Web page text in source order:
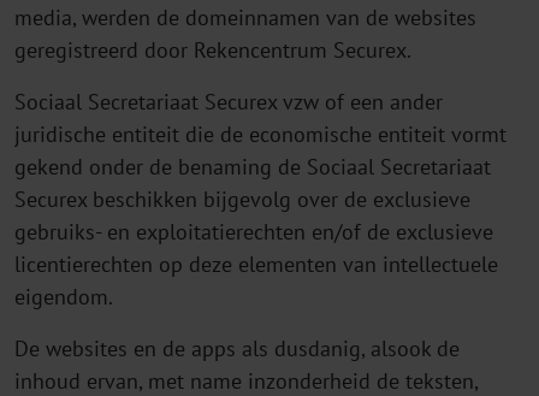
media, werden de domeinnamen van de websites
geregistreerd door Rekencentrum Securex.
Sociaal Secretariaat Securex vzw of een ander
juridische entiteit die de economische entiteit vormt
gekend onder de benaming de Sociaal Secretariaat
Securex beschikken bijgevolg over de exclusieve
gebruiks- en exploitatierechten en/of de exclusieve
licentierechten op deze elementen van intellectuele
eigendom.
De websites en de apps als dusdanig, alsook de
inhoud ervan, met name inzonderheid de teksten,